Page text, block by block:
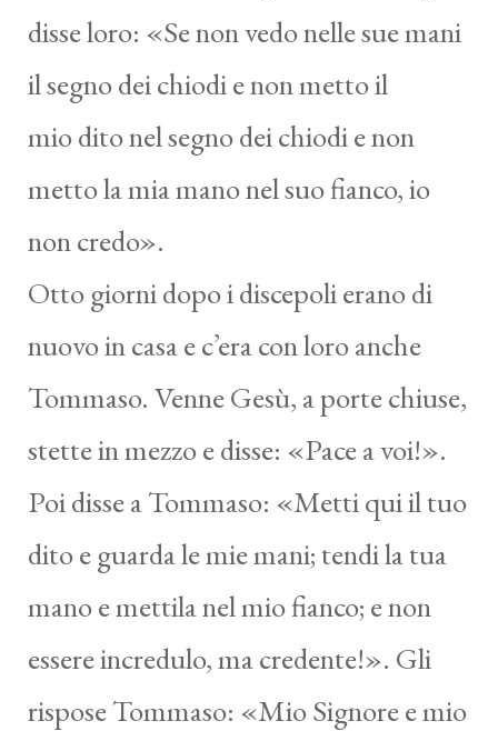
disse loro: «Se non vedo nelle sue mani
il segno dei chiodi e non metto il
mio dito nel segno dei chiodi e non
metto la mia mano nel suo fianco, io
non credo».
Otto giorni dopo i discepoli erano di
nuovo in casa e c’era con loro anche
Tommaso. Venne Gesù, a porte chiuse,
stette in mezzo e disse: «Pace a voi!».
Poi disse a Tommaso: «Metti qui il tuo
dito e guarda le mie mani; tendi la tua
mano e mettila nel mio fianco; e non
essere incredulo, ma credente!». Gli
rispose Tommaso: «Mio Signore e mio